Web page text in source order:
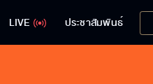
LIVE ประชาสัมพันธ์